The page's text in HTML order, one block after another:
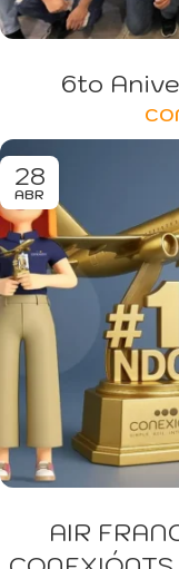
6to
28
ABR
AIR